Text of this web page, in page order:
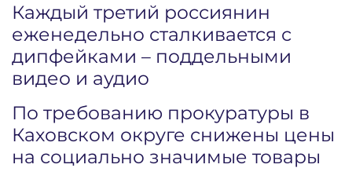
Каждый третий россиянин
еженедельно сталкивается с
дипфейками – поддельными
видео и аудио
По требованию прокуратуры в
Каховском округе снижены цены
на социально значимые товары